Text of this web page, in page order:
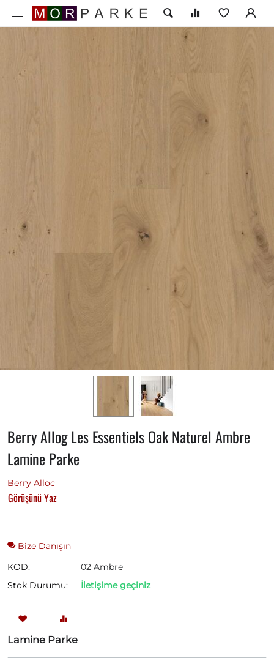
Berry Allog Les Essentiels Oak Naturel Ambre
Lamine Parke
Berry Alloc
Görüşünü Yaz
Bize Danışın
KOD:
02 Ambre
Stok Durumu:
İletişime geçiniz
Lamine Parke